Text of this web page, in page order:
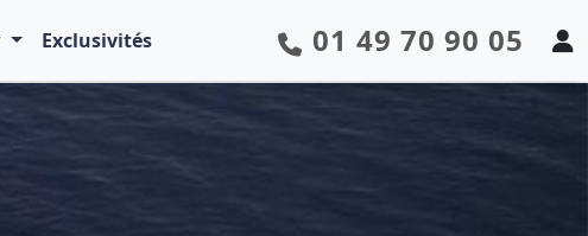
Exclusivités 01 49 70 90 05